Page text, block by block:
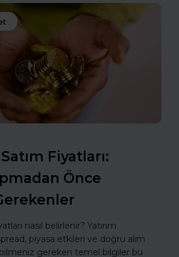
Fiyatları:
Önce
nasıl belirlenir? Yatırım
piyasa etkileri ve doğru alım
bilmeniz gereken temel bilgiler bu